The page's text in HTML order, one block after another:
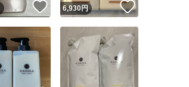
いいね！
6,930円